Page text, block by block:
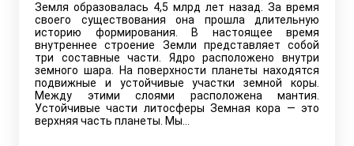
Земля образовалась 4,5 млрд лет назад. За время
своего существования она прошла длительную
историю формирования. В настоящее время
внутреннее строение Земли представляет собой
три составные части. Ядро расположено внутри
земного шара. На поверхности планеты находятся
подвижные и устойчивые участки земной коры.
Между этими слоями расположена мантия.
Устойчивые части литосферы Земная кора — это
верхняя часть планеты. Мы…